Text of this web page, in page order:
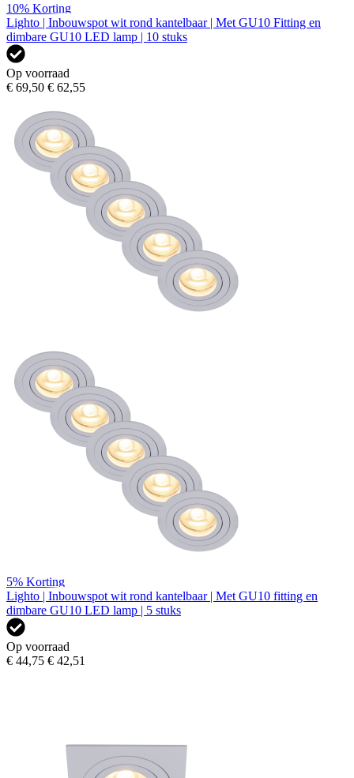
10% Korting
Lighto | Inbouwspot wit rond kantelbaar | Met GU10 Fitting en
dimbare GU10 LED lamp | 10 stuks
Op voorraad
€ 69,50 € 62,55
5% Korting
Lighto | Inbouwspot wit rond kantelbaar | Met GU10 fitting en
dimbare GU10 LED lamp | 5 stuks
Op voorraad
€ 44,75 € 42,51